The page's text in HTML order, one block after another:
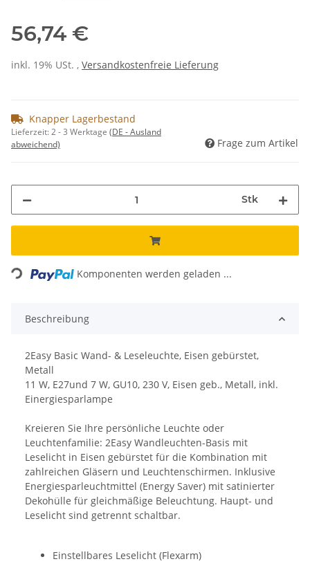
56,74 €
inkl. 19% USt. , Versandkostenfreie Lieferung
Knapper Lagerbestand
Lieferzeit:2 - 3 Werktage (DE - Ausland
abweichend)
Frage zum Artikel
Stk
Loading... Komponenten werden geladen ...
Beschreibung
2Easy Basic Wand- & Leseleuchte, Eisen gebürstet,
Metall
11 W, E27und 7 W, GU10, 230 V, Eisen geb., Metall, inkl.
Einergiesparlampe
Kreieren Sie Ihre persönliche Leuchte oder
Leuchtenfamilie: 2Easy Wandleuchten-Basis mit
Leselicht in Eisen gebürstet für die Kombination mit
zahlreichen Gläsern und Leuchtenschirmen. Inklusive
Energiesparleuchtmittel (Energy Saver) mit satinierter
Dekohülle für gleichmäßige Beleuchtung. Haupt- und
Leselicht sind getrennt schaltbar.
Einstellbares Leselicht (Flexarm)